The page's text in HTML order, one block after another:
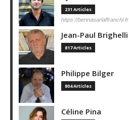
231 Articles
https://bennasarlaffranchi.fr
Jean-Paul Brighelli
817 Articles
Philippe Bilger
804 Articles
Céline Pina